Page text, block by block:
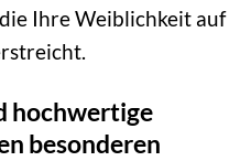
Ihre Weiblichkeit auf
hochwertige
besonderen